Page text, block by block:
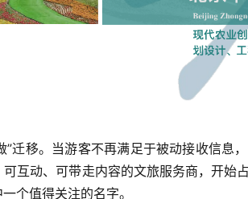
”迁移。当游客不再满足于被动接收信息
互动、可带走内容的文旅服务商，开始
个值得关注的名字。